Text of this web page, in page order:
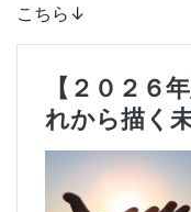
こちら↓